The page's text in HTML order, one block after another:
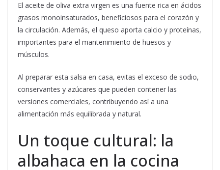
El aceite de oliva extra virgen es una fuente rica en ácidos
grasos monoinsaturados, beneficiosos para el corazón y
la circulación. Además, el queso aporta calcio y proteínas,
importantes para el mantenimiento de huesos y
músculos.
Al preparar esta salsa en casa, evitas el exceso de sodio,
conservantes y azúcares que pueden contener las
versiones comerciales, contribuyendo así a una
alimentación más equilibrada y natural.
Un toque cultural: la
albahaca en la cocina